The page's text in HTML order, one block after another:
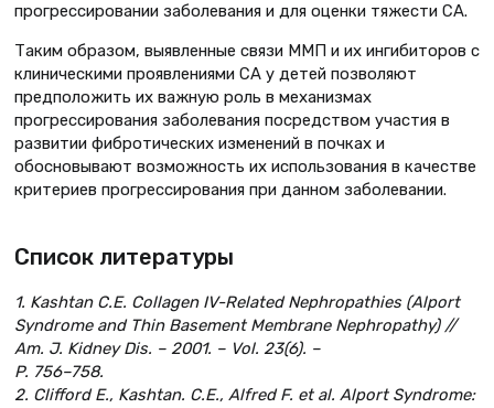
прогрессировании заболевания и для оценки тяжести СА.
Таким образом, выявленные связи ММП и их ингибиторов с
клиническими проявлениями СА у детей позволяют
предположить их важную роль в механизмах
прогрессирования заболевания посредством участия в
развитии фибротических изменений в почках и
обосновывают возможность их использования в качестве
критериев прогрессирования при данном заболевании.
Список литературы
1. Kashtan C.E. Collagen IV-Related Nephropathies (Alport
Syndrome and Thin Basement Membrane Nephropathy) //
Am. J. Kidney Dis. – 2001. – Vol. 23(6). –
P. 756–758.
2. Clifford E., Kashtan. C.E., Alfred F. et al. Alport Syndrome: